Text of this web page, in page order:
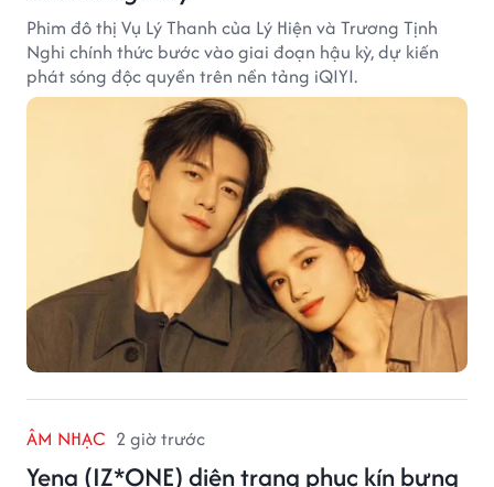
Phim đô thị Vụ Lý Thanh của Lý Hiện và Trương Tịnh
Nghi chính thức bước vào giai đoạn hậu kỳ, dự kiến
phát sóng độc quyền trên nền tảng iQIYI.
ÂM NHẠC 2 giờ trước
Yena (IZ*ONE) diện trang phục kín bưng